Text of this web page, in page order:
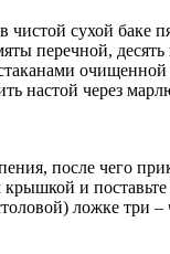
сухой
перечной,
настой через
после чего
и
ложке три